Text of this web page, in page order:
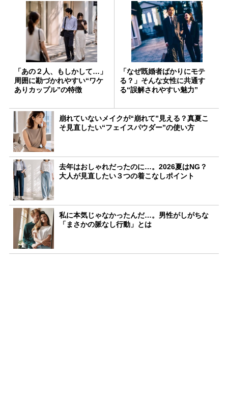
「あの２人、もしかして…」
周囲に勘づかれやすい“ワケ
ありカップル”の特徴
「なぜ既婚者ばかりにモテ
る？」そんな女性に共通す
る“誤解されやすい魅力”
崩れていないメイクが“崩れて”見える？真夏こ
そ見直したい“フェイスパウダー”の使い方
去年はおしゃれだったのに…。2026夏はNG？
大人が見直したい３つの着こなしポイント
私に本気じゃなかったんだ…。男性がしがちな
「まさかの脈なし行動」とは